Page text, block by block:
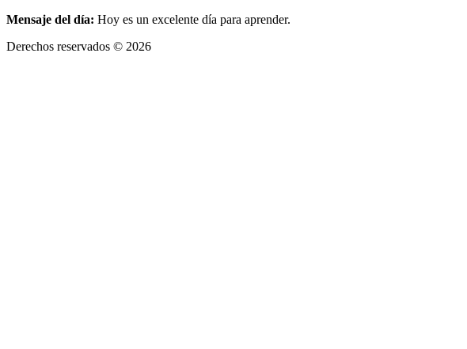
Mensaje del día: Hoy es un excelente día para aprender.
Derechos reservados © 2026